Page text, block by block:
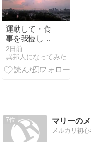
運動して・食
事を我慢して
翌朝体重が増
えているとダ
メージがでか
2日前
異邦人になってみた
7 マリーの
メルカリ初心